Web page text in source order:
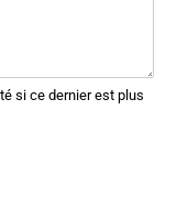
si ce dernier est plus